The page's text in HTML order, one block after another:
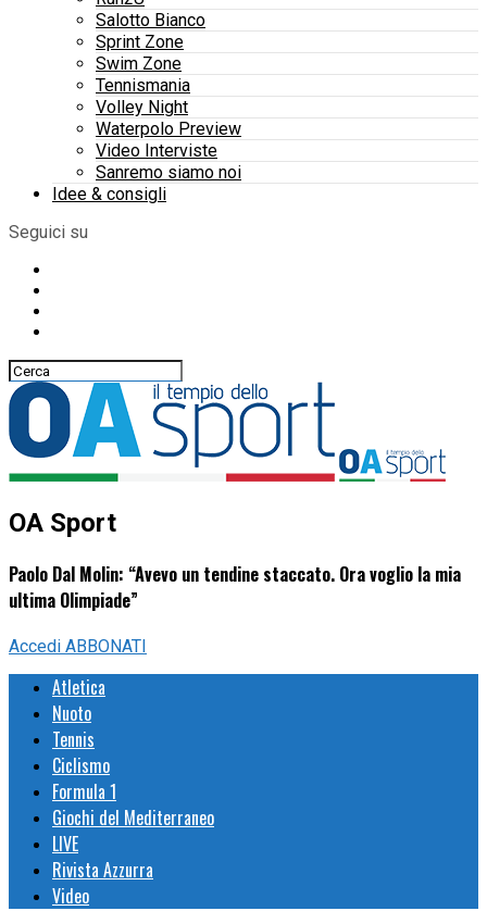
Salotto Bianco
Sprint Zone
Swim Zone
Tennismania
Volley Night
Waterpolo Preview
Video Interviste
Sanremo siamo noi
Idee & consigli
Seguici su
OA Sport
Paolo Dal Molin: “Avevo un tendine staccato. Ora voglio la mia
ultima Olimpiade”
Accedi ABBONATI
Atletica
Nuoto
Tennis
Ciclismo
Formula 1
Giochi del Mediterraneo
LIVE
Rivista Azzurra
Video